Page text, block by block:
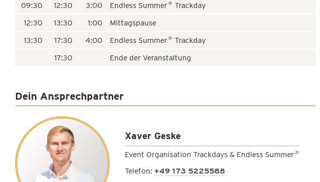
09:30
12:30 3:00 Endless Summer® Trackday
12:30
13:30 1:00
Mittagspause
13:30
17:30 4:00 Endless Summer® Trackday
17:30
Ende der Veranstaltung
Dein Ansprechpartner
Xaver Geske
Event Organisation Trackdays & Endless Summer®
Telefon: +49 173 5225588